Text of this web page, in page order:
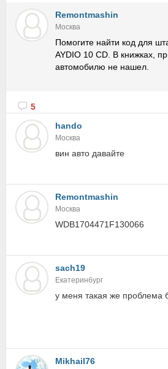
Remontmashin
Москва
Помогите найти код для
AYDIO 10 CD. В книжках,
автомобилю не нашел.
5
hando
Москва
вин авто давайте
Remontmashin
Москва
WDB1704471F130066
sach19
Екатеринбург
у меня такая же проблема
Mikhail76